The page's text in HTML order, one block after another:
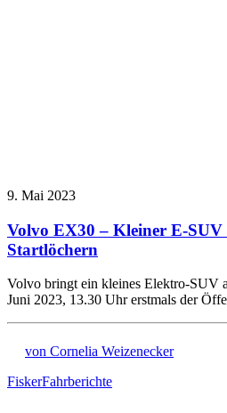
9. Mai 2023
Volvo EX30 – Kleiner E-SUV
Startlöchern
Volvo bringt ein kleines Elektro-SUV
Juni 2023, 13.30 Uhr erstmals der
von Cornelia Weizenecker
FiskerFahrberichte